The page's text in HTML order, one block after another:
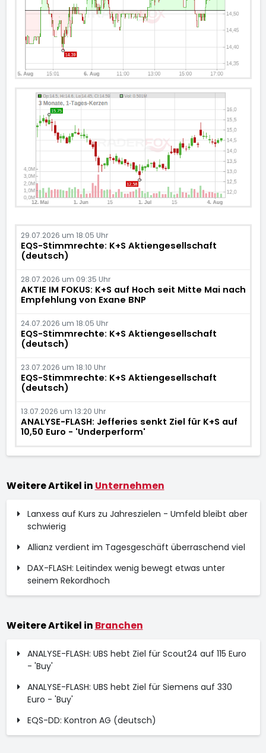
29.07.2026 um 18:05 Uhr
EQS-Stimmrechte: K+S Aktiengesellschaft
(deutsch)
28.07.2026 um 09:35 Uhr
AKTIE IM FOKUS: K+S auf Hoch seit Mitte Mai nach
Empfehlung von Exane BNP
24.07.2026 um 18:05 Uhr
EQS-Stimmrechte: K+S Aktiengesellschaft
(deutsch)
23.07.2026 um 18:10 Uhr
EQS-Stimmrechte: K+S Aktiengesellschaft
(deutsch)
13.07.2026 um 13:20 Uhr
ANALYSE-FLASH: Jefferies senkt Ziel für K+S auf
10,50 Euro - 'Underperform'
Weitere Artikel in Unternehmen
Lanxess auf Kurs zu Jahreszielen - Umfeld bleibt aber
schwierig
Allianz verdient im Tagesgeschäft überraschend viel
DAX-FLASH: Leitindex wenig bewegt etwas unter
seinem Rekordhoch
Weitere Artikel in Branchen
ANALYSE-FLASH: UBS hebt Ziel für Scout24 auf 115 Euro
- 'Buy'
ANALYSE-FLASH: UBS hebt Ziel für Siemens auf 330
Euro - 'Buy'
EQS-DD: Kontron AG (deutsch)